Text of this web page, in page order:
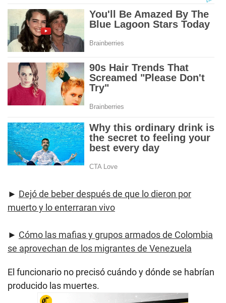
► Dejó de beber después de que lo dieron por
muerto y lo enterraran vivo
► Cómo las mafias y grupos armados de Colombia
se aprovechan de los migrantes de Venezuela
El funcionario no precisó cuándo y dónde se habrían
producido las muertes.